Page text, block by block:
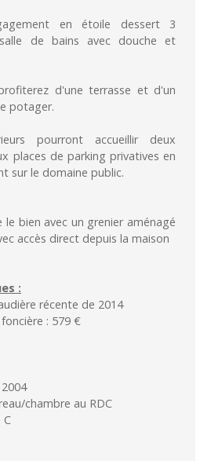
en étoile dessert 3
de bains avec douche et
d'une terrasse et d'un
potager.
pourront accueillir deux
places de parking privatives en
sur le domaine public.
bien avec un grenier aménagé
accès direct depuis la maison
:
récente de 2014
: 579 €
chambre au RDC
C